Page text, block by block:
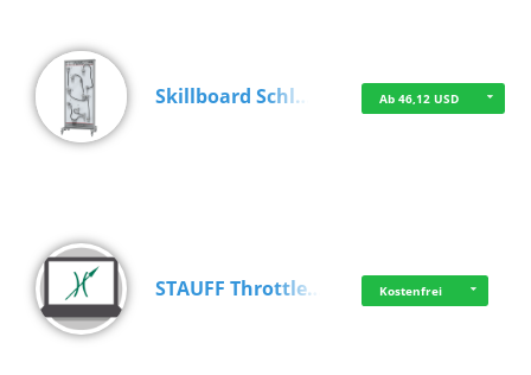
Skillboard Schl… Ab 46,12 USD
STAUFF Throttle… Kostenfrei